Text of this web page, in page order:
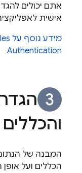
אתם יכולים
אישית
מידע נוסף על
Authentication
והכללים
המבנה של
הכללים ועל